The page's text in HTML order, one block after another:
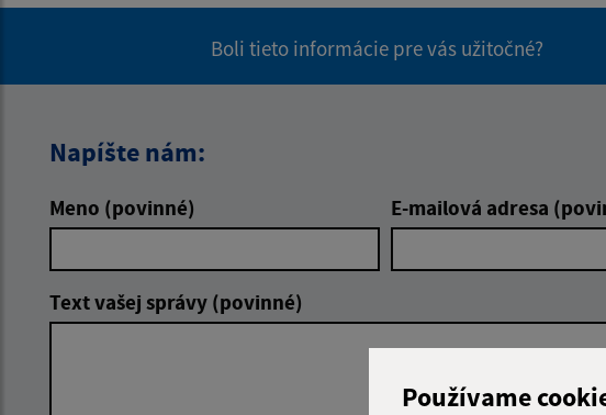
Používame
Boli tieto informácie pre vás užitočné?
Napíšte nám:
Meno (povinné) E-mailová adresa
Text vašej správy (povinné)